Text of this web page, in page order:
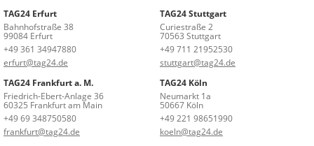
TAG24 Erfurt
Bahnhofstraße 38
99084 Erfurt
+49 361 34947880
erfurt@tag24.de
TAG24 Stuttgart
Curiestraße 2
70563 Stuttgart
+49 711 21952530
stuttgart@tag24.de
TAG24 Frankfurt a. M.
Friedrich-Ebert-Anlage 36
60325 Frankfurt am Main
+49 69 348750580
frankfurt@tag24.de
TAG24 Köln
Neumarkt 1a
50667 Köln
+49 221 98651990
koeln@tag24.de